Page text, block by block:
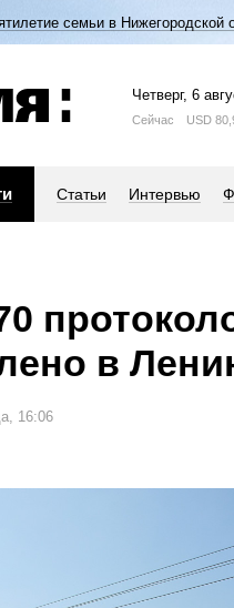
семьи в Нижегородской
Четверг, 6
Сейчас USD
Статьи Интервью
в
16:06